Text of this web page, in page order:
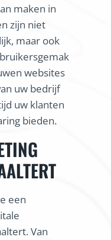
maken in
zijn niet
maar ook
websites
uw bedrijf
uw klanten
bieden.
een
Van